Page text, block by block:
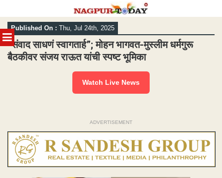
MENU
Skip
to
content
Published On : Thu, Jul 24th, 2025
“संवाद साधणं स्वागतार्ह”; मोहन भागवत-मुस्लीम धर्मगुरू
बैठकीवर संजय राऊत यांची स्पष्ट भूमिका
Watch Live News
ADVERTISEMENT